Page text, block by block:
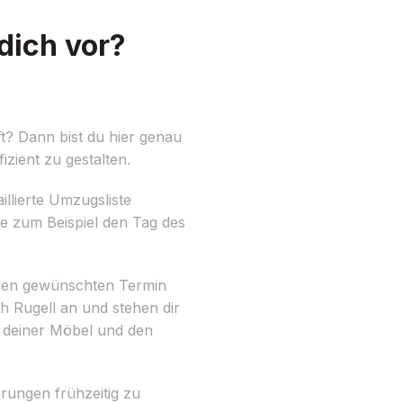
vor?
Dann bist du hier genau
zu gestalten.
Umzugsliste
Beispiel den Tag des
gewünschten Termin
Rugell an und stehen dir
Möbel und den
frühzeitig zu